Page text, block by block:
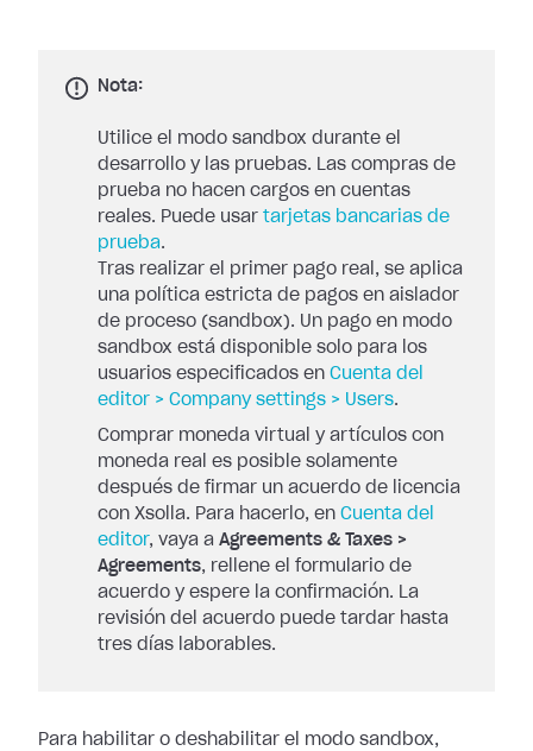
Nota:
Utilice el modo sandbox durante el
desarrollo y las pruebas. Las compras de
prueba no hacen cargos en cuentas
reales. Puede usar tarjetas bancarias de
prueba.
Tras realizar el primer pago real, se aplica
una política estricta de pagos en aislador
de proceso (sandbox). Un pago en modo
sandbox está disponible solo para los
usuarios especificados en Cuenta del
editor > Company settings > Users.
Comprar moneda virtual y artículos con
moneda real es posible solamente
después de firmar un acuerdo de licencia
con Xsolla. Para hacerlo, en Cuenta del
editor, vaya a Agreements & Taxes >
Agreements, rellene el formulario de
acuerdo y espere la confirmación. La
revisión del acuerdo puede tardar hasta
tres días laborables.
Para habilitar o deshabilitar el modo sandbox,